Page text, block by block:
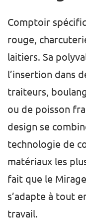
Comptoir
rouge,
laitiers. Sa
l’insertion dans
traiteurs,
ou de poisson
design se
technologie de
matériaux les
fait que le
s’adapte à tout
travail.